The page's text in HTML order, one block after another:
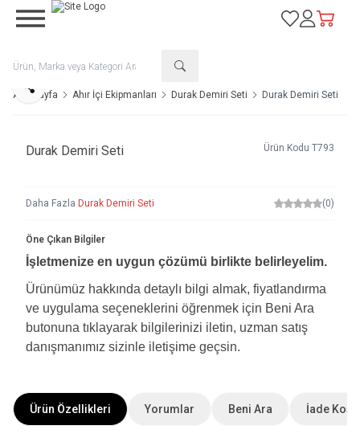
Favorilerim
Hesabım
Sepetim
Ana Sayfa Ahır İçi Ekipmanları Durak Demiri Seti Durak Demiri Seti
Paylaş
Durak Demiri Seti Ürün Kodu T793
Daha Fazla Durak Demiri Seti (0)
Öne Çıkan Bilgiler
İşletmenize en uygun çözümü birlikte belirleyelim.
Ürünümüz hakkında detaylı bilgi almak, fiyatlandırma
ve uygulama seçeneklerini öğrenmek için Beni Ara
butonuna tıklayarak bilgilerinizi iletin, uzman satış
danışmanımız sizinle iletişime geçsin.
Ürün Özellikleri Yorumlar Beni Ara İade